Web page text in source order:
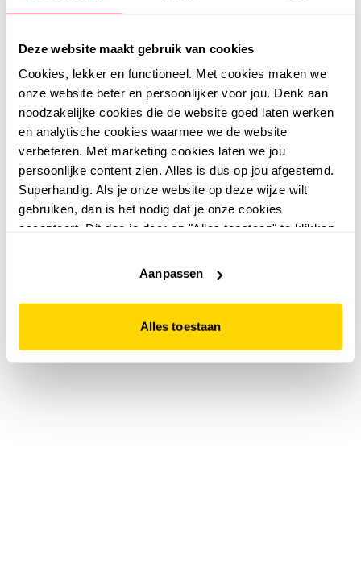
Deze website maakt gebruik van cookies
Cookies, lekker en functioneel. Met cookies maken we
onze website beter en persoonlijker voor jou. Denk aan
noodzakelijke cookies die de website goed laten werken
en analytische cookies waarmee we de website
verbeteren. Met marketing cookies laten we jou
persoonlijke content zien. Alles is dus op jou afgestemd.
Superhandig. Als je onze website op deze wijze wilt
gebruiken, dan is het nodig dat je onze cookies
accepteert. Dit doe je door op "Alles toestaan" te klikken.
website niet optimaal functioneert.
Aanpassen
Alles toestaan